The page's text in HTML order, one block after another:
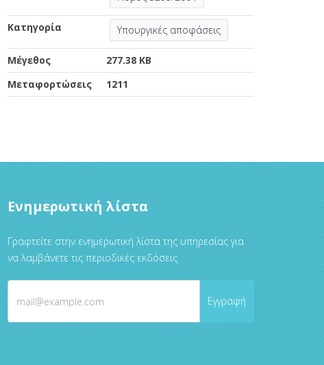
Κατηγορία Υπουργικές αποφάσεις
Μέγεθος
277.38 KB
Μεταφορτώσεις
1211
Ενημερωτική λίστα
Γραφτείτε στην ενημερωτική λίστα της υπηρεσίας για
να λαμβάνετε τις περιοδικές εκδόσεις